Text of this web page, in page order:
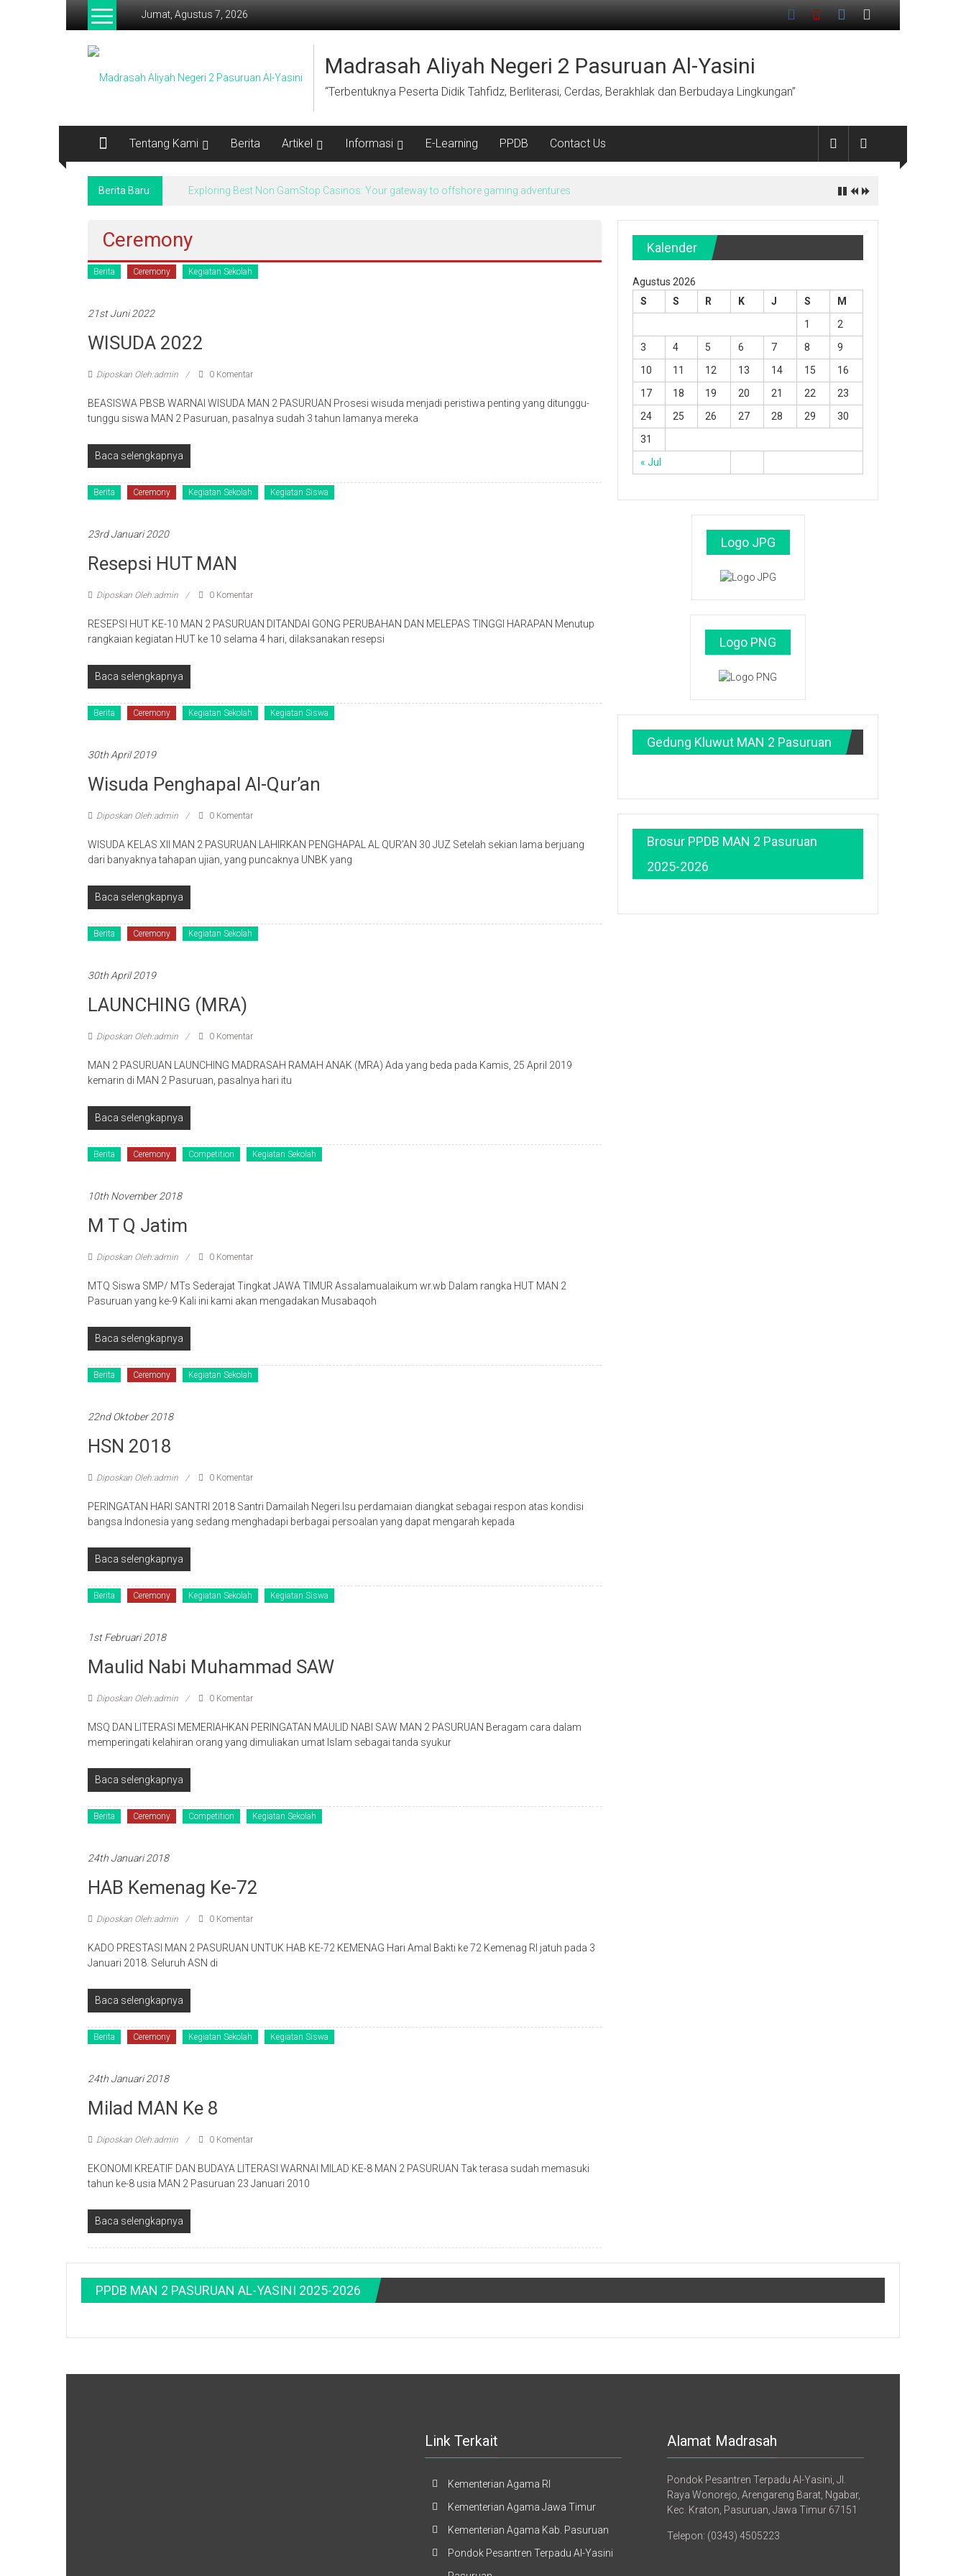
Lompat
Jumat, Agustus 7, 2026
Madrasah Aliyah Negeri 2 Pasuruan Al-Yasini
“Terbentuknya Peserta Didik Tahfidz, Berliterasi, Cerdas, Berakhlak dan Berbudaya Lingkungan”
Tentang Kami Berita Artikel Informasi E-Learning PPDB Contact Us
Berita Baru: Exploring Best Non GamStop Casinos: Your gateway to offshore gaming adventures
Ceremony
Berita Ceremony Kegiatan Sekolah
21st Juni 2022
WISUDA 2022
Diposkan Oleh:admin 0 Komentar
BEASISWA PBSB WARNAI WISUDA MAN 2 PASURUAN Prosesi wisuda menjadi peristiwa penting yang ditunggu-
tunggu siswa MAN 2 Pasuruan, pasalnya sudah 3 tahun lamanya mereka
Baca selengkapnya
Berita Ceremony Kegiatan Sekolah Kegiatan Siswa
23rd Januari 2020
Resepsi HUT MAN
Diposkan Oleh:admin 0 Komentar
RESEPSI HUT KE-10 MAN 2 PASURUAN DITANDAI GONG PERUBAHAN DAN MELEPAS TINGGI HARAPAN Menutup
rangkaian kegiatan HUT ke 10 selama 4 hari, dilaksanakan resepsi
Baca selengkapnya
Berita Ceremony Kegiatan Sekolah Kegiatan Siswa
30th April 2019
Wisuda Penghapal Al-Qur’an
Diposkan Oleh:admin 0 Komentar
WISUDA KELAS XII MAN 2 PASURUAN LAHIRKAN PENGHAPAL AL QUR’AN 30 JUZ Setelah sekian lama berjuang
dari banyaknya tahapan ujian, yang puncaknya UNBK yang
Baca selengkapnya
Berita Ceremony Kegiatan Sekolah
30th April 2019
LAUNCHING (MRA)
Diposkan Oleh:admin 0 Komentar
MAN 2 PASURUAN LAUNCHING MADRASAH RAMAH ANAK (MRA) Ada yang beda pada Kamis, 25 April 2019
kemarin di MAN 2 Pasuruan, pasalnya hari itu
Baca selengkapnya
Berita Ceremony Competition Kegiatan Sekolah
10th November 2018
M T Q Jatim
Diposkan Oleh:admin 0 Komentar
MTQ Siswa SMP/ MTs Sederajat Tingkat JAWA TIMUR Assalamualaikum wr.wb Dalam rangka HUT MAN 2
Pasuruan yang ke-9 Kali ini kami akan mengadakan Musabaqoh
Baca selengkapnya
Berita Ceremony Kegiatan Sekolah
22nd Oktober 2018
HSN 2018
Diposkan Oleh:admin 0 Komentar
PERINGATAN HARI SANTRI 2018 Santri Damailah Negeri.Isu perdamaian diangkat sebagai respon atas kondisi
bangsa Indonesia yang sedang menghadapi berbagai persoalan yang dapat mengarah kepada
Baca selengkapnya
Berita Ceremony Kegiatan Sekolah Kegiatan Siswa
1st Februari 2018
Maulid Nabi Muhammad SAW
Diposkan Oleh:admin 0 Komentar
MSQ DAN LITERASI MEMERIAHKAN PERINGATAN MAULID NABI SAW MAN 2 PASURUAN Beragam cara dalam
memperingati kelahiran orang yang dimuliakan umat Islam sebagai tanda syukur
Baca selengkapnya
Berita Ceremony Competition Kegiatan Sekolah
24th Januari 2018
HAB Kemenag Ke-72
Diposkan Oleh:admin 0 Komentar
KADO PRESTASI MAN 2 PASURUAN UNTUK HAB KE-72 KEMENAG Hari Amal Bakti ke 72 Kemenag RI jatuh pada 3
Januari 2018. Seluruh ASN di
Baca selengkapnya
Berita Ceremony Kegiatan Sekolah Kegiatan Siswa
24th Januari 2018
Milad MAN Ke 8
Diposkan Oleh:admin 0 Komentar
EKONOMI KREATIF DAN BUDAYA LITERASI WARNAI MILAD KE-8 MAN 2 PASURUAN Tak terasa sudah memasuki
tahun ke-8 usia MAN 2 Pasuruan 23 Januari 2010
Baca selengkapnya
Kalender
Agustus 2026
S
S R K J S M
« Jul
1
2
3
4 5 6 7 8
9
10
11 12 13 14 15
16
17
18 19 20 21 22
23
24
25 26 27 28 29
30
31
Logo JPG
Logo PNG
Gedung Kluwut MAN 2 Pasuruan
Brosur PPDB MAN 2 Pasuruan
2025-2026
PPDB MAN 2 PASURUAN AL-YASINI 2025-2026
Link Terkait
Kementerian Agama RI
Kementerian Agama Jawa Timur
Kementerian Agama Kab. Pasuruan
Pondok Pesantren Terpadu Al-Yasini
Alamat Madrasah
Pondok Pesantren Terpadu Al-Yasini, Jl.
Raya Wonorejo, Arengareng Barat, Ngabar,
Kec. Kraton, Pasuruan, Jawa Timur 67151
Telepon: (0343) 4505223